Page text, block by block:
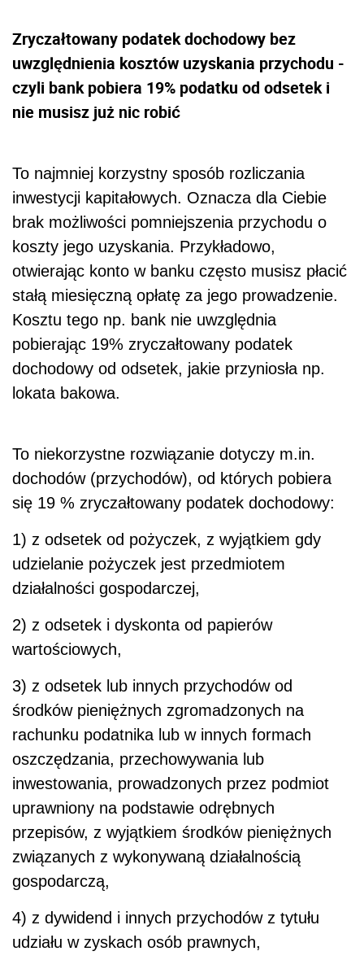
Zryczałtowany podatek dochodowy bez
uwzględnienia kosztów uzyskania przychodu -
czyli bank pobiera 19% podatku od odsetek i
nie musisz już nic robić
To najmniej korzystny sposób rozliczania
inwestycji kapitałowych. Oznacza dla Ciebie
brak możliwości pomniejszenia przychodu o
koszty jego uzyskania. Przykładowo,
otwierając konto w banku często musisz płacić
stałą miesięczną opłatę za jego prowadzenie.
Kosztu tego np. bank nie uwzględnia
pobierając 19% zryczałtowany podatek
dochodowy od odsetek, jakie przyniosła np.
lokata bakowa.
To niekorzystne rozwiązanie dotyczy m.in.
dochodów (przychodów), od których pobiera
się 19 % zryczałtowany podatek dochodowy:
1) z odsetek od pożyczek, z wyjątkiem gdy
udzielanie pożyczek jest przedmiotem
działalności gospodarczej,
2) z odsetek i dyskonta od papierów
wartościowych,
3) z odsetek lub innych przychodów od
środków pieniężnych zgromadzonych na
rachunku podatnika lub w innych formach
oszczędzania, przechowywania lub
inwestowania, prowadzonych przez podmiot
uprawniony na podstawie odrębnych
przepisów, z wyjątkiem środków pieniężnych
związanych z wykonywaną działalnością
gospodarczą,
4) z dywidend i innych przychodów z tytułu
udziału w zyskach osób prawnych,